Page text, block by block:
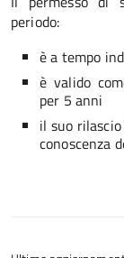
periodo:
è a tempo
è valido
per 5 anni
il suo
conoscenza